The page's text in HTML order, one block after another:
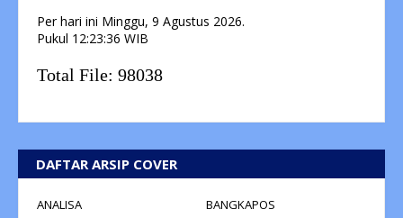
Per hari ini Minggu, 9 Agustus 2026.
Pukul 12:23:36 WIB
Total File: 98038
DAFTAR ARSIP COVER
ANALISA
BANGKAPOS